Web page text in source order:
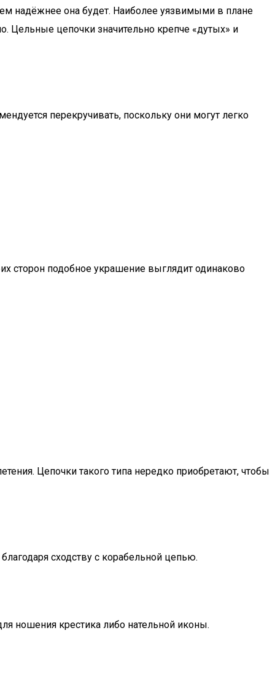
надёжнее она будет. Наиболее уязвимыми в плане
Цельные цепочки значительно крепче «дутых» и
перекручивать, поскольку они могут легко
сторон подобное украшение выглядит одинаково
Цепочки такого типа нередко приобретают, чтобы
сходству с корабельной цепью.
ношения крестика либо нательной иконы.